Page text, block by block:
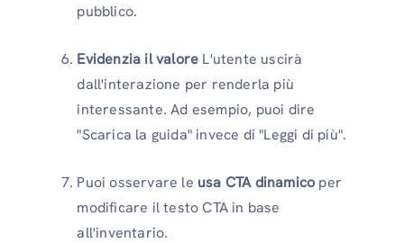
pubblico.
Evidenzia il valore L'utente uscirà
dall'interazione per renderla più
interessante. Ad esempio, puoi dire
"Scarica la guida" invece di "Leggi di più".
Puoi osservare le usa CTA dinamico per
modificare il testo CTA in base
all'inventario.